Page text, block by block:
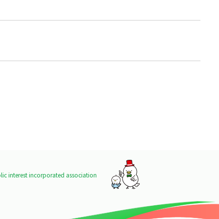
interest incorporated association